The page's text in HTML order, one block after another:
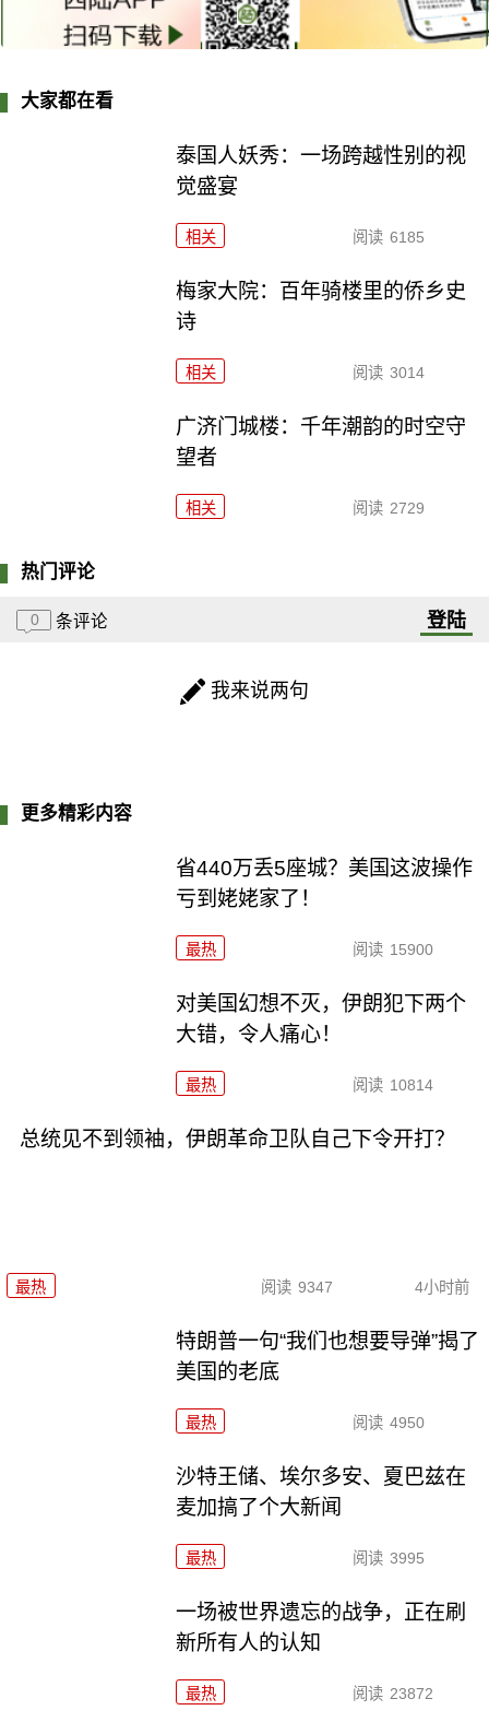
大家都在看
泰国人妖秀：一场跨越性别的视
觉盛宴
相关 阅读 6185
梅家大院：百年骑楼里的侨乡史
诗
相关 阅读 3014
广济门城楼：千年潮韵的时空守
望者
相关 阅读 2729
热门评论
0 条评论 登陆
我来说两句
更多精彩内容
省440万丢5座城？美国这波操作
亏到姥姥家了！
最热 阅读 15900
对美国幻想不灭，伊朗犯下两个
大错，令人痛心！
最热 阅读 10814
总统见不到领袖，伊朗革命卫队自己下令开打？
最热 阅读 9347 4小时前
特朗普一句“我们也想要导弹”揭了
美国的老底
最热 阅读 4950
沙特王储、埃尔多安、夏巴兹在
麦加搞了个大新闻
最热 阅读 3995
一场被世界遗忘的战争，正在刷
新所有人的认知
最热 阅读 23872